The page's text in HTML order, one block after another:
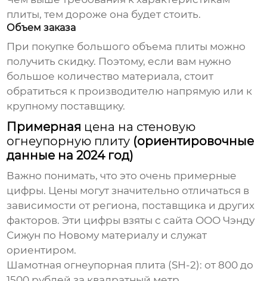
плиты, тем дороже она будет стоить.
Объем заказа
При покупке большого объема плиты можно
получить скидку. Поэтому, если вам нужно
большое количество материала, стоит
обратиться к производителю напрямую или к
крупному поставщику.
Примерная цена на стеновую
огнеупорную плиту (ориентировочные
данные на 2024 год)
Важно понимать, что это очень примерные
цифры. Цены могут значительно отличаться в
зависимости от региона, поставщика и других
факторов. Эти цифры взяты с сайта ООО Чэнду
Сижун по Новому материалу и служат
ориентиром.
Шамотная огнеупорная плита (SH-2): от 800 до